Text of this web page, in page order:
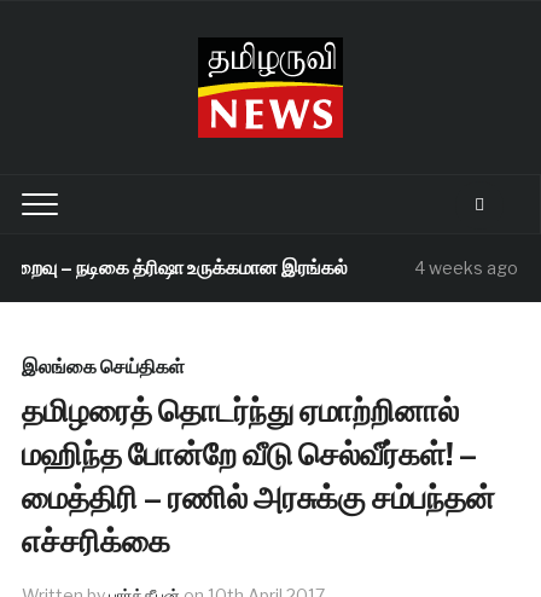
– நடிகை த்ரிஷா உருக்கமான இரங்கல் 4 weeks ago
இலங்கை செய்திகள்
தமிழரைத் தொடர்ந்து ஏமாற்றினால்
மஹிந்த போன்றே வீடு செல்வீர்கள்! –
மைத்திரி – ரணில் அரசுக்கு சம்பந்தன்
எச்சரிக்கை